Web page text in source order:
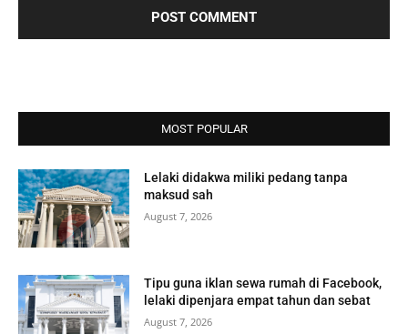
MOST POPULAR
Lelaki didakwa miliki pedang tanpa
maksud sah
August 7, 2026
Tipu guna iklan sewa rumah di Facebook,
lelaki dipenjara empat tahun dan sebat
August 7, 2026